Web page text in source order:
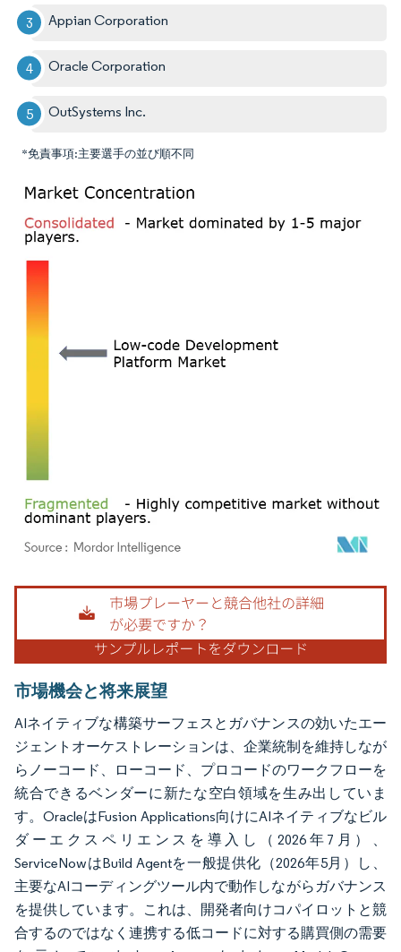
Appian Corporation
Oracle Corporation
OutSystems Inc.
*免責事項:主要選手の並び順不同
画像 © Mordor Intelligence。再利用にはCC BY 4.0の表示が必要です。
市場機会と将来展望
AIネイティブな構築サーフェスとガバナンスの効いたエー
ジェントオーケストレーションは、企業統制を維持しなが
らノーコード、ローコード、プロコードのワークフローを
統合できるベンダーに新たな空白領域を生み出していま
す。OracleはFusion Applications向けにAIネイティブなビル
ダーエクスペリエンスを導入し（2026年7月）、
ServiceNowはBuild Agentを一般提供化（2026年5月）し、
主要なAIコーディングツール内で動作しながらガバナンス
を提供しています。これは、開発者向けコパイロットと競
合するのではなく連携する低コードに対する購買側の需要